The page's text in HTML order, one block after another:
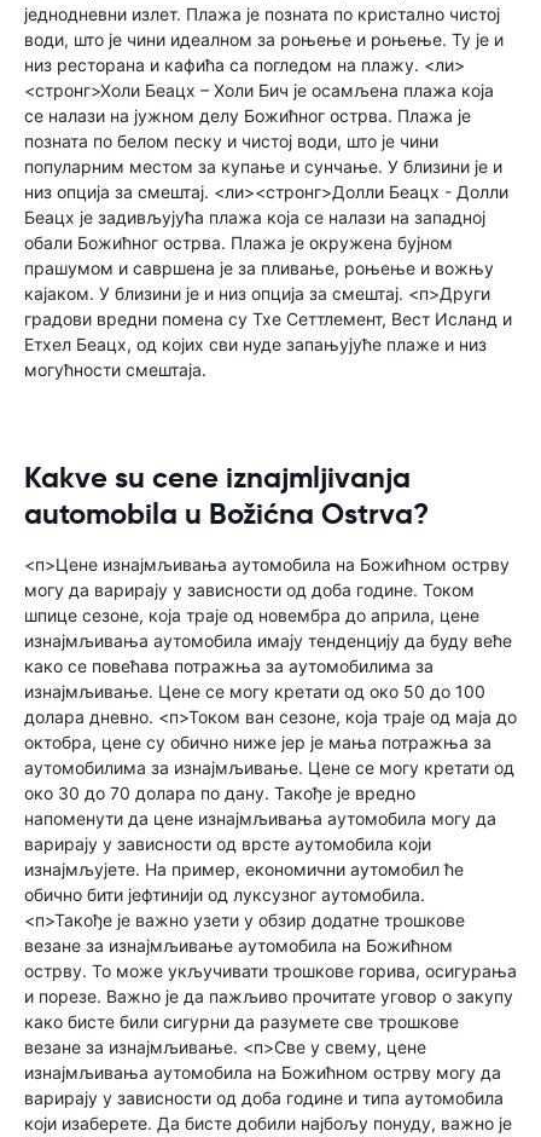
једнодневни излет. Плажа је позната по кристално чистој
води, што је чини идеалном за роњење и роњење. Ту је и
низ ресторана и кафића са погледом на плажу. <ли>
<стронг>Холи Беацх – Холи Бич је осамљена плажа која
се налази на јужном делу Божићног острва. Плажа је
позната по белом песку и чистој води, што је чини
популарним местом за купање и сунчање. У близини је и
низ опција за смештај. <ли><стронг>Долли Беацх - Долли
Беацх је задивљујућа плажа која се налази на западној
обали Божићног острва. Плажа је окружена бујном
прашумом и савршена је за пливање, роњење и вожњу
кајаком. У близини је и низ опција за смештај. <п>Други
градови вредни помена су Тхе Сеттлемент, Вест Исланд и
Етхел Беацх, од којих сви нуде запањујуће плаже и низ
могућности смештаја.
Kakve su cene iznajmljivanja
automobila u Božićna Ostrva?
<п>Цене изнајмљивања аутомобила на Божићном острву
могу да варирају у зависности од доба године. Током
шпице сезоне, која траје од новембра до априла, цене
изнајмљивања аутомобила имају тенденцију да буду веће
како се повећава потражња за аутомобилима за
изнајмљивање. Цене се могу кретати од око 50 до 100
долара дневно. <п>Током ван сезоне, која траје од маја до
октобра, цене су обично ниже јер је мања потражња за
аутомобилима за изнајмљивање. Цене се могу кретати од
око 30 до 70 долара по дану. Такође је вредно
напоменути да цене изнајмљивања аутомобила могу да
варирају у зависности од врсте аутомобила који
изнајмљујете. На пример, економични аутомобил ће
обично бити јефтинији од луксузног аутомобила.
<п>Такође је важно узети у обзир додатне трошкове
везане за изнајмљивање аутомобила на Божићном
острву. То може укључивати трошкове горива, осигурања
и порезе. Важно је да пажљиво прочитате уговор о закупу
како бисте били сигурни да разумете све трошкове
везане за изнајмљивање. <п>Све у свему, цене
изнајмљивања аутомобила на Божићном острву могу да
варирају у зависности од доба године и типа аутомобила
који изаберете. Да бисте добили најбољу понуду, важно је